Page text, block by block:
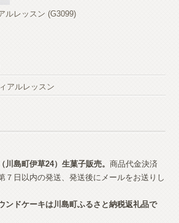
ルレッスン (G3099)
アルレッスン
川島町伊草24）生菓子販売。商品代金決済
７日以内の発送、発送後にメールをお送りし
ンドケーキは川島町ふるさと納税返礼品で